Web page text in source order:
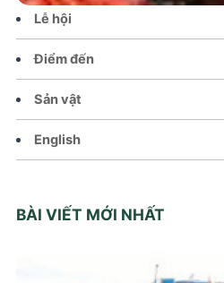
Lễ hội
Điểm đến
Sản vật
English
BÀI VIẾT MỚI NHẤT